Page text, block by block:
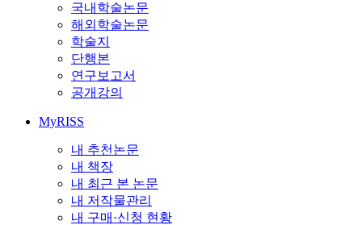
국내학술논문
해외학술논문
학술지
단행본
연구보고서
공개강의
MyRISS
내 추천논문
내 책장
내 최근 본 논문
내 저작물관리
내 구매·신청 현황